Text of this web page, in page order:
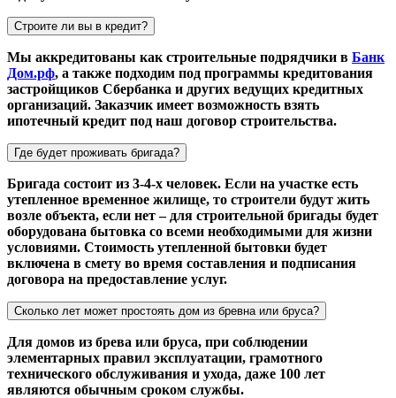
Строите ли вы в кредит?
Мы аккредитованы как строительные подрядчики в Банк
Дом.рф, а также подходим под программы кредитования
застройщиков Сбербанка и других ведущих кредитных
организаций. Заказчик имеет возможность взять
ипотечный кредит под наш договор строительства.
Где будет проживать бригада?
Бригада состоит из 3-4-х человек. Если на участке есть
утепленное временное жилище, то строители будут жить
возле объекта, если нет – для строительной бригады будет
оборудована бытовка со всеми необходимыми для жизни
условиями. Стоимость утепленной бытовки будет
включена в смету во время составления и подписания
договора на предоставление услуг.
Сколько лет может простоять дом из бревна или бруса?
Для домов из брева или бруса, при соблюдении
элементарных правил эксплуатации, грамотного
технического обслуживания и ухода, даже 100 лет
являются обычным сроком службы.